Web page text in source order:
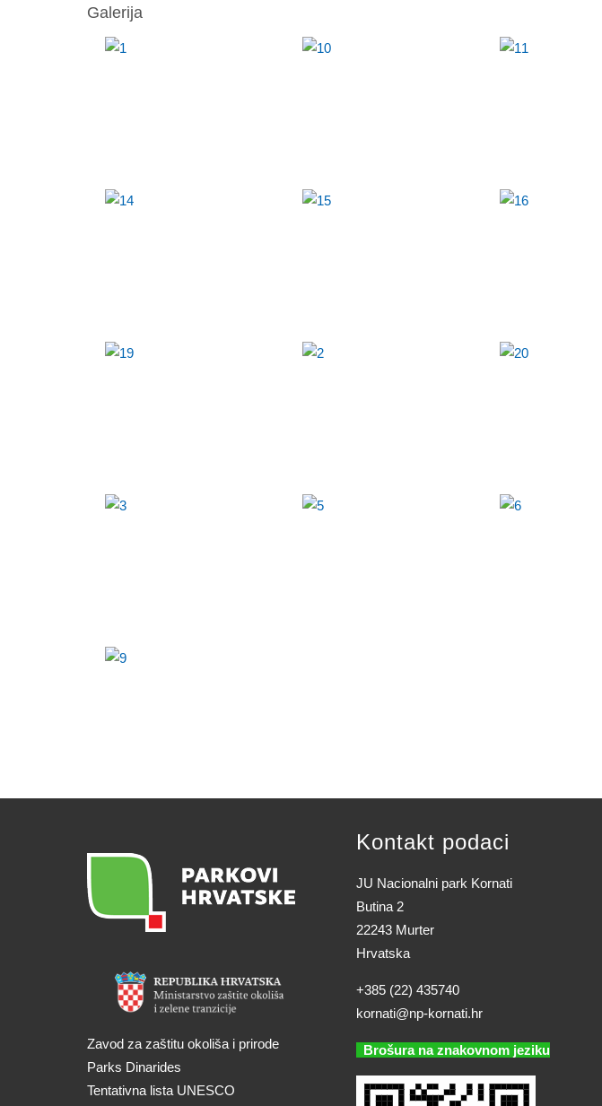
Galerija
Zavod za zaštitu okoliša i prirode
Parks Dinarides
Tentativna lista UNESCO
Kontakt podaci
JU Nacionalni park Kornati
Butina 2
22243 Murter
Hrvatska
+385 (22) 435740
kornati@np-kornati.hr
Brošura na znakovnom jeziku